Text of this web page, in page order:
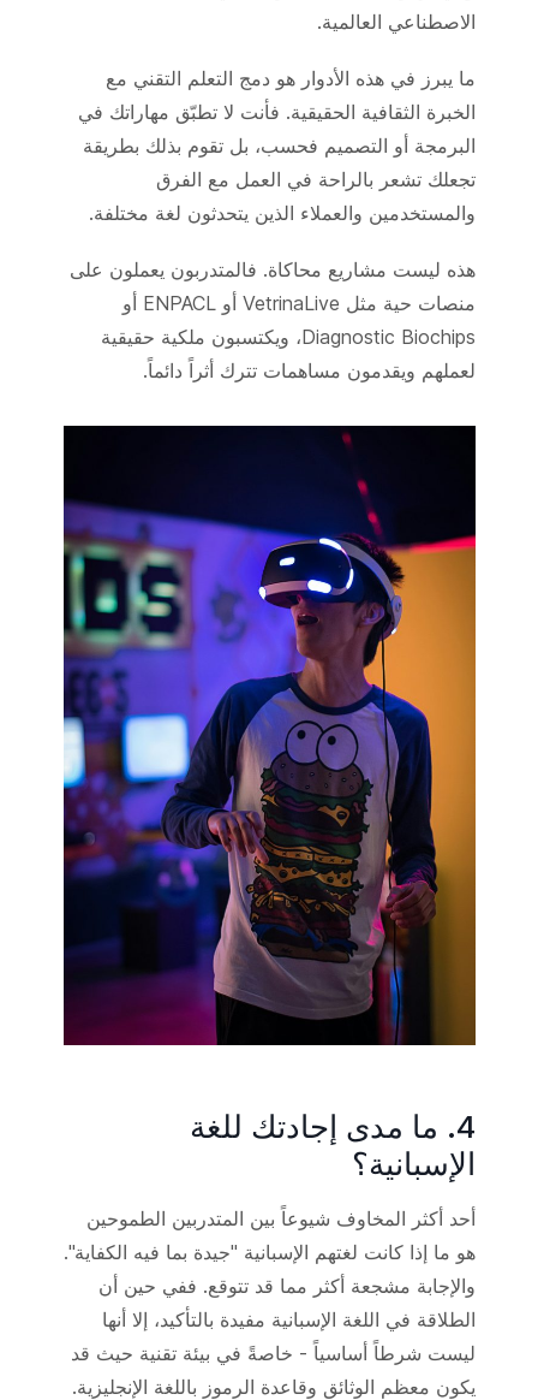
الاصطناعي العالمية.
ما يبرز في هذه الأدوار هو دمج التعلم التقني مع
الخبرة الثقافية الحقيقية. فأنت لا تطبّق مهاراتك في
البرمجة أو التصميم فحسب، بل تقوم بذلك بطريقة
تجعلك تشعر بالراحة في العمل مع الفرق
والمستخدمين والعملاء الذين يتحدثون لغة مختلفة.
هذه ليست مشاريع محاكاة. فالمتدربون يعملون على
منصات حية مثل VetrinaLive أو ENPACL أو
Diagnostic Biochips، ويكتسبون ملكية حقيقية
لعملهم ويقدمون مساهمات تترك أثراً دائماً.
4. ما مدى إجادتك للغة
الإسبانية؟
أحد أكثر المخاوف شيوعاً بين المتدربين الطموحين
هو ما إذا كانت لغتهم الإسبانية "جيدة بما فيه الكفاية".
والإجابة مشجعة أكثر مما قد تتوقع. ففي حين أن
الطلاقة في اللغة الإسبانية مفيدة بالتأكيد، إلا أنها
ليست شرطاً أساسياً - خاصةً في بيئة تقنية حيث قد
يكون معظم الوثائق وقاعدة الرموز باللغة الإنجليزية.